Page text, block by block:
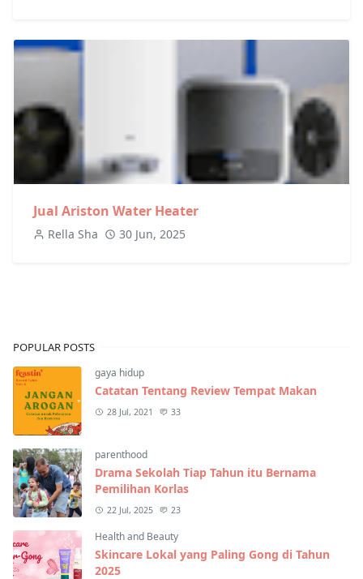
Jual Ariston Water Heater
Rella Sha 30 Jun, 2025
POPULAR POSTS
gaya hidup
Catatan Tentang Review Tempat Makan
28 Jul, 2021 33
parenthood
Drama Sekolah Tiap Tahun itu Bernama
Pemilihan Korlas
22 Jul, 2025 23
Health and Beauty
Skincare Lokal yang Paling Gong di Tahun
2025